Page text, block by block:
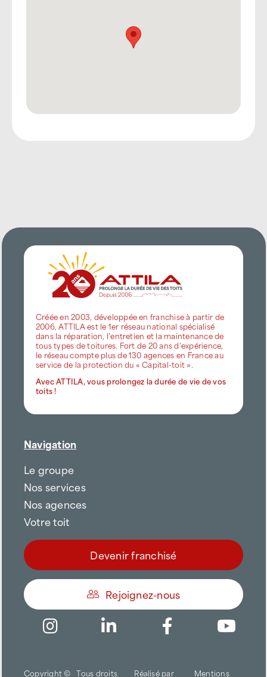
Créée en 2003, développée en franchise à partir de
2006, ATTILA est le 1er réseau national spécialisé
dans la réparation, l’entretien et la maintenance de
tous types de toitures. Fort de 20 ans d’expérience,
le réseau compte plus de 130 agences en France au
service de la protection du « Capital-toit ».
Avec ATTILA, vous prolongez la durée de vie de vos
toits !
Navigation
Le groupe
Nos services
Nos agences
Votre toit
Devenir franchisé
Rejoignez-nous
Copyright © Tous droits Réalisé par Mentions